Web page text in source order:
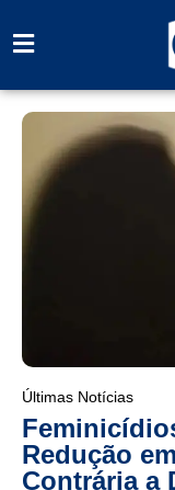
Últimas Notícias
Redução
Contrária a